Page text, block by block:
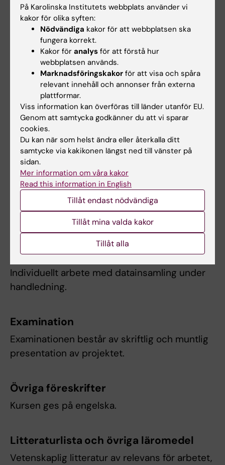
visa ett professionellt förhållningssätt
avseende tidsplanering, kollegialt
samarbete och koppling mellan teoretiskt
och praktiskt kunnande,
på ett betryggande sätt och med god
ordning hantera vetenskapligt material,
kunna genomföra ett projektarbete på ett
forskningsetiskt korrekt sätt.
Innehåll
Individuellt arbete med tyngdpunkt på
laboratoriepraktik och med vissa
litteraturstudier. En individuell studieplan
upprättas av handledare och student
tillsammans inför kursen.
Arbetsformer
Individuellt arbete med datainsamling under
handledning.
Examination
Examinationen består av skriftlig och muntlig
presentation av projektet.
Övriga föreskrifter
Kursen ges på engelska.
Litteraturlista och övriga läromedel
Vetenskaplig litteratur av relevans för arbetet,
På Karolinska Institutets webbplats använder vi
kakor för olika syften:
Nödvändiga kakor för att webbplatsen ska
fungera korrekt.
Kakor för analys för att förstå hur
webbplatsen används.
Marknadsföringskakor för att visa och spåra
relevant innehåll och annonser från externa
plattformar.
Viss information kan överföras till länder utanför EU.
Genom att samtycka godkänner du att vi sparar
cookies.
Du kan när som helst ändra eller återkalla ditt
samtycke via kakikonen längst ned till vänster på
sidan.
Mer information om våra kakor
Read this information in English
Tillåt endast nödvändiga
Tillåt mina valda kakor
Tillåt alla